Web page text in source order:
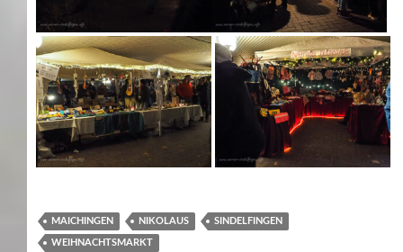
MAICHINGEN NIKOLAUS SINDELFINGEN
WEIHNACHTSMARKT